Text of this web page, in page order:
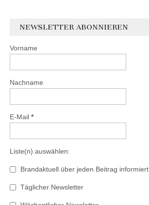
NEWSLETTER ABONNIEREN
Vorname
Nachname
E-Mail *
Liste(n) auswählen:
Brandaktuell über jeden Beitrag informiert
Täglicher Newsletter